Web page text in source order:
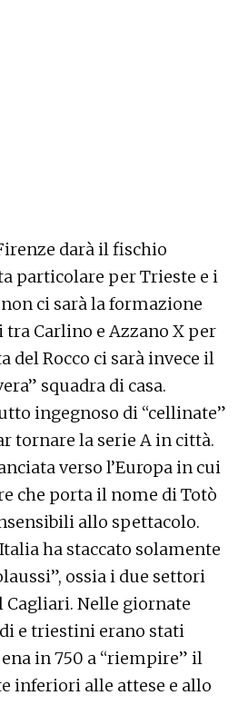
darà il fischio
particolare per Trieste e i
ci sarà la formazione
Carlino e Azzano X per
del Rocco ci sarà invece il
squadra di casa.
ingegnoso di “cellinate”
tornare la serie A in città.
verso l’Europa in cui
che porta il nome di Totò
allo spettacolo.
ha staccato solamente
ossia i due settori
Nelle giornate
e triestini erano stati
in 750 a “riempire” il
inferiori alle attese e allo